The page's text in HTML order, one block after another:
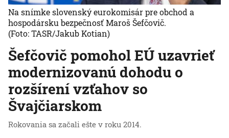
Šefčovič pomohol EÚ uzavrieť
modernizovanú dohodu o
rozšírení vzťahov so
Švajčiarskom
Rokovania sa začali ešte v roku 2014.
Na snímke slovenský eurokomisár pre obchod a
hospodársku bezpečnosť Maroš Šefčovič.
(Foto: TASR/Jakub Kotian)